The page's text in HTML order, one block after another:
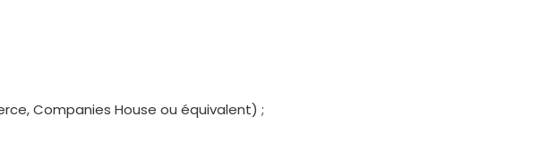
Companies House ou équivalent) ;